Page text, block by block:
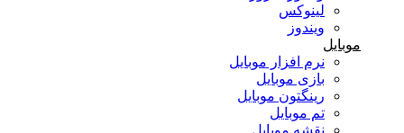
لینوکس
ویندوز
موبایل
نرم افزار موبایل
بازی موبایل
رینگتون موبایل
تم موبایل
نقشه موبایل